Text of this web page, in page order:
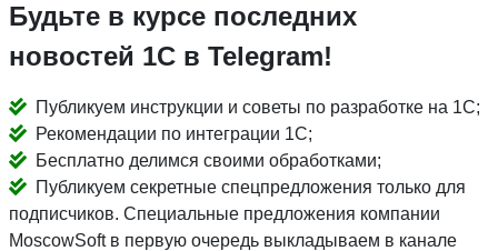
Будьте в курсе последних
новостей 1С в Telegram!
Публикуем инструкции и советы по разработке на 1С;
Рекомендации по интеграции 1С;
Бесплатно делимся своими обработками;
Публикуем секретные спецпредложения только для
подписчиков. Специальные предложения компании
MoscowSoft в первую очередь выкладываем в канале